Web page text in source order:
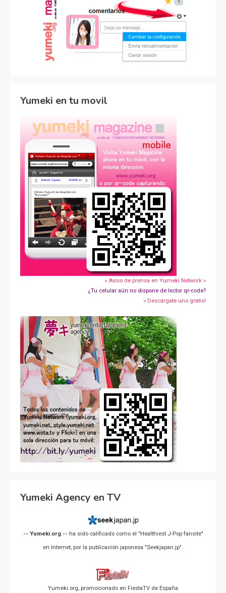
Yumeki en tu movil
» Aviso de prensa en Yumeki Network »
¿Tu celular aún no dispone de lector qr-code?
» Descárgate uno gratis!
Yumeki Agency en TV
-- Yumeki.org -- ha sido calificado como el "Healthiest J-Pop fansite"
en Internet, por la publicación japonesa "Seekjapan.jp".
Yumeki.org, promocionado en FiestaTV de España